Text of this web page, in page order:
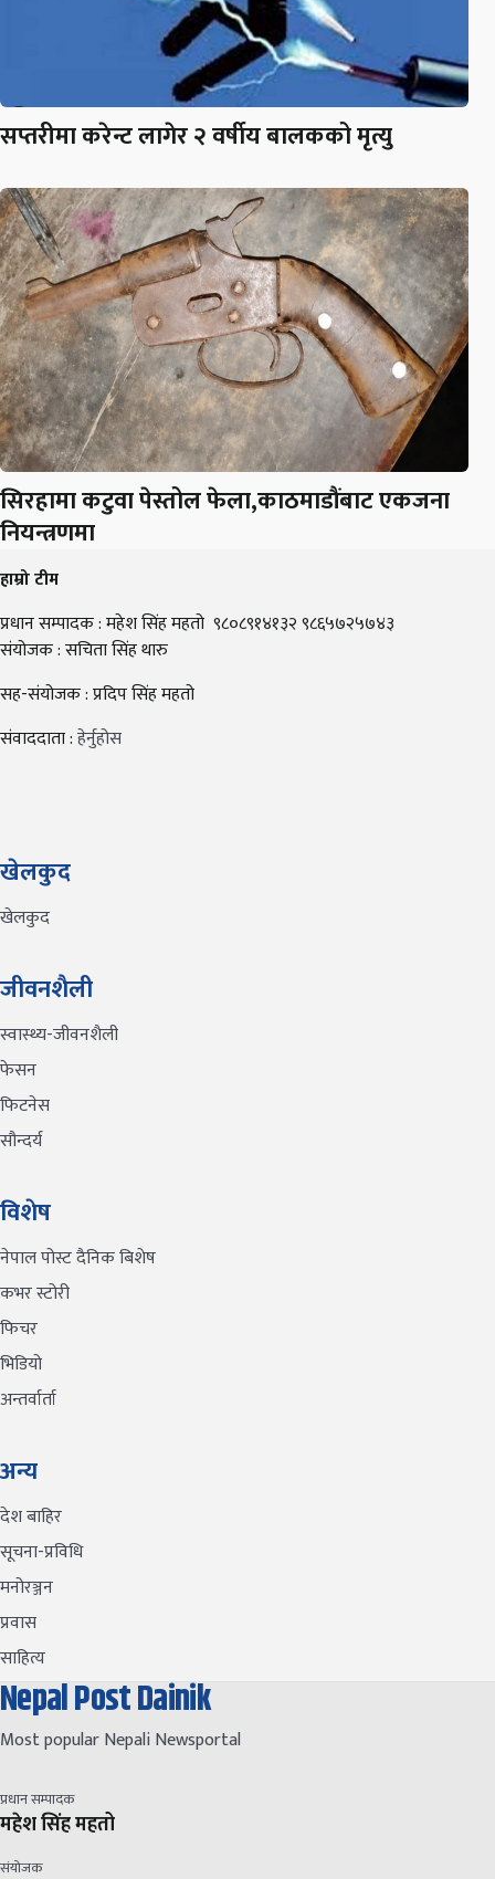
सप्तरीमा करेन्ट लागेर २ वर्षीय बालकको मृत्यु
सिरहामा कटुवा पेस्तोल फेला,काठमाडौंबाट एकजना
नियन्त्रणमा
हाम्रो टीम
प्रधान सम्पादक : महेश सिंह महतो ९८०८९१४१३२ ९८६५७२५७४३
संयोजक : सचिता सिंह थारु
सह-संयोजक : प्रदिप सिंह महतो
संवाददाता :हेर्नुहोस
खेलकुद
खेलकुद
जीवनशैली
स्वास्थ्य-जीवनशैली
फेसन
फिटनेस
सौन्दर्य
विशेष
नेपाल पोस्ट दैनिक बिशेष
कभर स्टोरी
फिचर
भिडियो
अन्तर्वार्ता
अन्य
देश बाहिर
सूचना-प्रविधि
मनोरञ्जन
प्रवास
साहित्य
Nepal Post Dainik
Most popular Nepali Newsportal
प्रधान सम्पादक
महेश सिंह महतो
संयोजक